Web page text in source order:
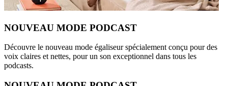
NOUVEAU MODE PODCAST
Découvre le nouveau mode égaliseur spécialement conçu pour des
voix claires et nettes, pour un son exceptionnel dans tous les
podcasts.